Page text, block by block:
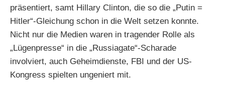
präsentiert, samt Hillary Clinton, die so die „Putin =
Hitler“-Gleichung schon in die Welt setzen konnte.
Nicht nur die Medien waren in tragender Rolle als
„Lügenpresse“ in die „Russiagate“-Scharade
involviert, auch Geheimdienste, FBI und der US-
Kongress spielten ungeniert mit.